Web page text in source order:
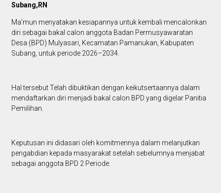
Subang,RN
Ma'mun menyatakan kesiapannya untuk kembali mencalonkan
diri sebagai bakal calon anggota Badan Permusyawaratan
Desa (BPD) Mulyasari, Kecamatan Pamanukan, Kabupaten
Subang, untuk periode 2026–2034.
Hal tersebut Telah dibuktikan dengan keikutsertaannya dalam
mendaftarkan diri menjadi bakal calon BPD yang digelar Panitia
Pemilihan.
Keputusan ini didasari oleh komitmennya dalam melanjutkan
pengabdian kepada masyarakat setelah sebelumnya menjabat
sebagai anggota BPD 2 Periode.